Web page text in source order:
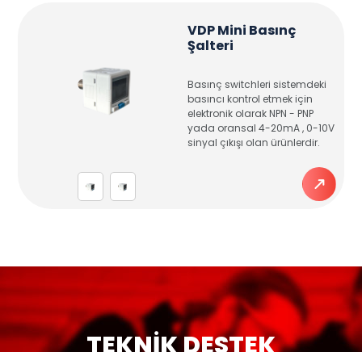
VDP Mini Basınç
Şalteri
Basınç switchleri sistemdeki
basıncı kontrol etmek için
elektronik olarak NPN - PNP
yada oransal 4-20mA , 0-10V
sinyal çıkışı olan ürünlerdir.